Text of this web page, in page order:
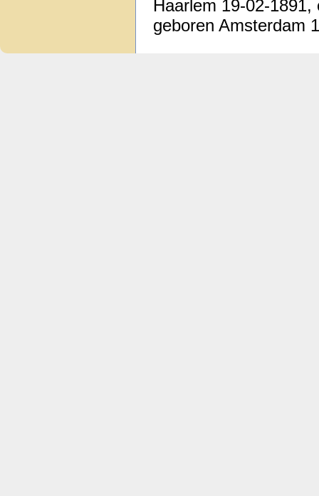
Haarlem 19-02-
geboren Amsterdam